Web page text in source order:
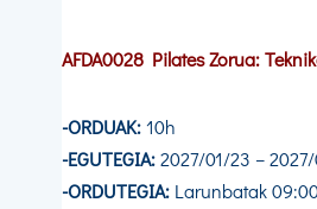
AFDA0028 Pilates Zorua:
-ORDUAK:10h
-EGUTEGIA:2027/01/23 –
-ORDUTEGIA: Larunbatak